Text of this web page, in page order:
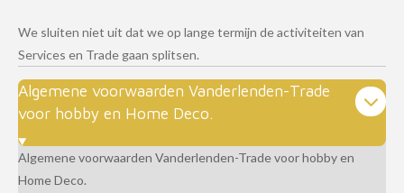
We sluiten niet uit dat we op lange termijn de activiteiten van
Services en Trade gaan splitsen.
Algemene voorwaarden Vanderlenden-Trade
voor hobby en Home Deco.
Algemene voorwaarden Vanderlenden-Trade voor hobby en
Home Deco.